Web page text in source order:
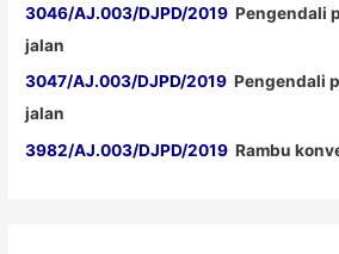
3046/AJ.003/DJPD/2019 Pengendali
jalan
3047/AJ.003/DJPD/2019 Pengendali
jalan
3982/AJ.003/DJPD/2019 Rambu